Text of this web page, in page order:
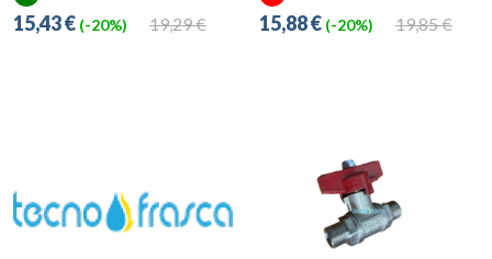
19,29 €
15,43 € (-20%) 19,85 €
15,88 € (-20%)